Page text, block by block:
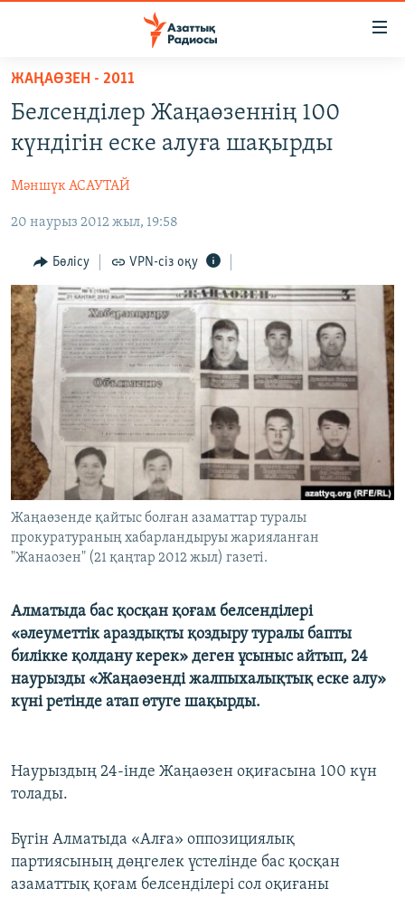
Skip
main
content
Skip
to
Navigation
Search
AZATTYQTV
ҚАҢТАР ОҚИҒАСЫ
АДАМ ҚҰҚЫҚТАРЫ
ӘЛЕУМЕТ
ӘЛЕМ
АРНАЙЫ ЖОБАЛАР
Русский
ЖАЗЫЛЫҢЫЗ
Басқа тілдерде
ЖАҢАӨЗЕН - 2011
Белсенділер Жаңаөзеннің 100
күндігін еске алуға шақырды
Мәншүк АСАУТАЙ
20 наурыз 2012 жыл, 19:58
Бөлісу VPN-сіз оқу
Жаңаөзенде қайтыс болған азаматтар туралы
прокуратураның хабарландыруы жарияланған
"Жанаозен" (21 қаңтар 2012 жыл) газеті.
Алматыда бас қосқан қоғам белсенділері
«әлеуметтік араздықты қоздыру туралы бапты
билікке қолдану керек» деген ұсыныс айтып, 24
наурызды «Жаңаөзенді жалпыхалықтық еске алу»
күні ретінде атап өтуге шақырды.
Наурыздың 24-інде Жаңаөзен оқиғасына 100 күн
толады.
Бүгін Алматыда «Алға» оппозициялық
партиясының дөңгелек үстелінде бас қосқан
азаматтық қоғам белсенділері сол оқиғаны